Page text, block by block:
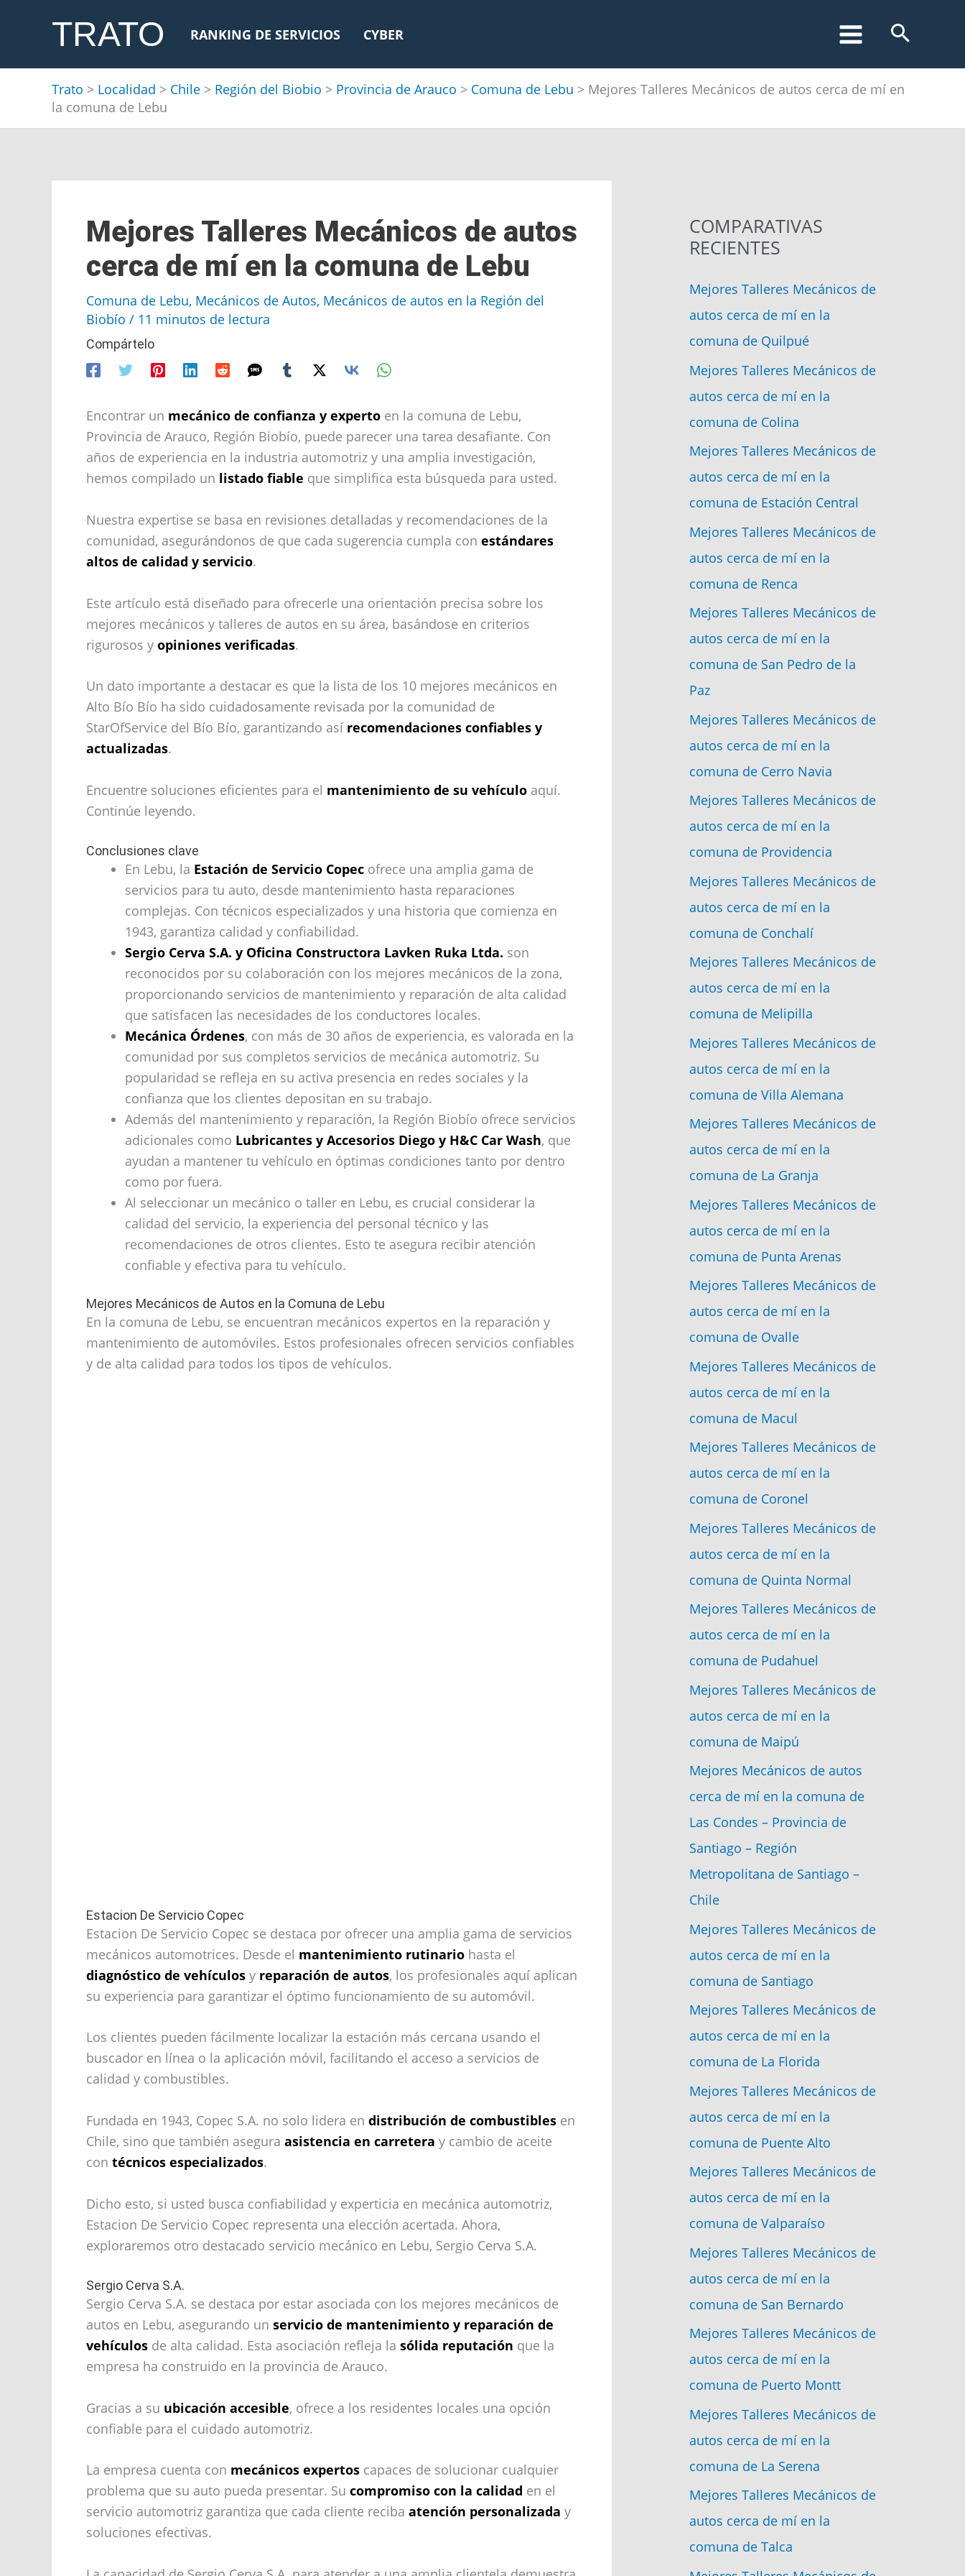
TRATO RANKING DE SERVICIOS CYBER
Trato > Localidad > Chile > Región del Biobio > Provincia de Arauco > Comuna de Lebu > Mejores Talleres Mecánicos de autos cerca de mí en
la comuna de Lebu
Mejores Talleres Mecánicos de autos
cerca de mí en la comuna de Lebu
Comuna de Lebu, Mecánicos de Autos, Mecánicos de autos en la Región del
Biobío / 11 minutos de lectura
Compártelo
Encontrar un mecánico de confianza y experto en la comuna de Lebu,
Provincia de Arauco, Región Biobío, puede parecer una tarea desafiante. Con
años de experiencia en la industria automotriz y una amplia investigación,
hemos compilado un listado fiable que simplifica esta búsqueda para usted.
Nuestra expertise se basa en revisiones detalladas y recomendaciones de la
comunidad, asegurándonos de que cada sugerencia cumpla con estándares
altos de calidad y servicio.
Este artículo está diseñado para ofrecerle una orientación precisa sobre los
mejores mecánicos y talleres de autos en su área, basándose en criterios
rigurosos y opiniones verificadas.
Un dato importante a destacar es que la lista de los 10 mejores mecánicos en
Alto Bío Bío ha sido cuidadosamente revisada por la comunidad de
StarOfService del Bío Bío, garantizando así recomendaciones confiables y
actualizadas.
Encuentre soluciones eficientes para el mantenimiento de su vehículo aquí.
Continúe leyendo.
Conclusiones clave
En Lebu, la Estación de Servicio Copec ofrece una amplia gama de
servicios para tu auto, desde mantenimiento hasta reparaciones
complejas. Con técnicos especializados y una historia que comienza en
1943, garantiza calidad y confiabilidad.
Sergio Cerva S.A. y Oficina Constructora Lavken Ruka Ltda. son
reconocidos por su colaboración con los mejores mecánicos de la zona,
proporcionando servicios de mantenimiento y reparación de alta calidad
que satisfacen las necesidades de los conductores locales.
Mecánica Órdenes, con más de 30 años de experiencia, es valorada en la
comunidad por sus completos servicios de mecánica automotriz. Su
popularidad se refleja en su activa presencia en redes sociales y la
confianza que los clientes depositan en su trabajo.
Además del mantenimiento y reparación, la Región Biobío ofrece servicios
adicionales como Lubricantes y Accesorios Diego y H&C Car Wash, que
ayudan a mantener tu vehículo en óptimas condiciones tanto por dentro
como por fuera.
Al seleccionar un mecánico o taller en Lebu, es crucial considerar la
calidad del servicio, la experiencia del personal técnico y las
recomendaciones de otros clientes. Esto te asegura recibir atención
confiable y efectiva para tu vehículo.
Mejores Mecánicos de Autos en la Comuna de Lebu
En la comuna de Lebu, se encuentran mecánicos expertos en la reparación y
mantenimiento de automóviles. Estos profesionales ofrecen servicios confiables
y de alta calidad para todos los tipos de vehículos.
Estacion De Servicio Copec
Estacion De Servicio Copec se destaca por ofrecer una amplia gama de servicios
mecánicos automotrices. Desde el mantenimiento rutinario hasta el
diagnóstico de vehículos y reparación de autos, los profesionales aquí aplican
su experiencia para garantizar el óptimo funcionamiento de su automóvil.
Los clientes pueden fácilmente localizar la estación más cercana usando el
buscador en línea o la aplicación móvil, facilitando el acceso a servicios de
calidad y combustibles.
Fundada en 1943, Copec S.A. no solo lidera en distribución de combustibles en
Chile, sino que también asegura asistencia en carretera y cambio de aceite
con técnicos especializados.
Dicho esto, si usted busca confiabilidad y experticia en mecánica automotriz,
Estacion De Servicio Copec representa una elección acertada. Ahora,
exploraremos otro destacado servicio mecánico en Lebu, Sergio Cerva S.A.
Sergio Cerva S.A.
Sergio Cerva S.A. se destaca por estar asociada con los mejores mecánicos de
autos en Lebu, asegurando un servicio de mantenimiento y reparación de
vehículos de alta calidad. Esta asociación refleja la sólida reputación que la
empresa ha construido en la provincia de Arauco.
Gracias a su ubicación accesible, ofrece a los residentes locales una opción
confiable para el cuidado automotriz.
La empresa cuenta con mecánicos expertos capaces de solucionar cualquier
problema que su auto pueda presentar. Su compromiso con la calidad en el
servicio automotriz garantiza que cada cliente reciba atención personalizada y
soluciones efectivas.
COMPARATIVAS
RECIENTES
Mejores Talleres Mecánicos de
autos cerca de mí en la
comuna de Quilpué
Mejores Talleres Mecánicos de
autos cerca de mí en la
comuna de Colina
Mejores Talleres Mecánicos de
autos cerca de mí en la
comuna de Estación Central
Mejores Talleres Mecánicos de
autos cerca de mí en la
comuna de Renca
Mejores Talleres Mecánicos de
autos cerca de mí en la
comuna de San Pedro de la
Paz
Mejores Talleres Mecánicos de
autos cerca de mí en la
comuna de Cerro Navia
Mejores Talleres Mecánicos de
autos cerca de mí en la
comuna de Providencia
Mejores Talleres Mecánicos de
autos cerca de mí en la
comuna de Conchalí
Mejores Talleres Mecánicos de
autos cerca de mí en la
comuna de Melipilla
Mejores Talleres Mecánicos de
autos cerca de mí en la
comuna de Villa Alemana
Mejores Talleres Mecánicos de
autos cerca de mí en la
comuna de La Granja
Mejores Talleres Mecánicos de
autos cerca de mí en la
comuna de Punta Arenas
Mejores Talleres Mecánicos de
autos cerca de mí en la
comuna de Ovalle
Mejores Talleres Mecánicos de
autos cerca de mí en la
comuna de Macul
Mejores Talleres Mecánicos de
autos cerca de mí en la
comuna de Coronel
Mejores Talleres Mecánicos de
autos cerca de mí en la
comuna de Quinta Normal
Mejores Talleres Mecánicos de
autos cerca de mí en la
comuna de Pudahuel
Mejores Talleres Mecánicos de
autos cerca de mí en la
comuna de Maipú
Mejores Mecánicos de autos
cerca de mí en la comuna de
Las Condes – Provincia de
Santiago – Región
Metropolitana de Santiago –
Chile
Mejores Talleres Mecánicos de
autos cerca de mí en la
comuna de Santiago
Mejores Talleres Mecánicos de
autos cerca de mí en la
comuna de La Florida
Mejores Talleres Mecánicos de
autos cerca de mí en la
comuna de Puente Alto
Mejores Talleres Mecánicos de
autos cerca de mí en la
comuna de Valparaíso
Mejores Talleres Mecánicos de
autos cerca de mí en la
comuna de San Bernardo
Mejores Talleres Mecánicos de
autos cerca de mí en la
comuna de Puerto Montt
Mejores Talleres Mecánicos de
autos cerca de mí en la
comuna de La Serena
Mejores Talleres Mecánicos de
autos cerca de mí en la
comuna de Talca